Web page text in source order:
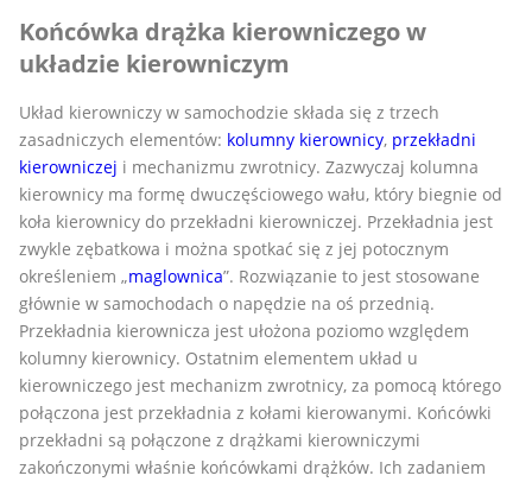
Końcówka drążka kierowniczego w
układzie kierowniczym
Układ kierowniczy w samochodzie składa się z trzech
zasadniczych elementów: kolumny kierownicy, przekładni
kierowniczej i mechanizmu zwrotnicy. Zazwyczaj kolumna
kierownicy ma formę dwuczęściowego wału, który biegnie od
koła kierownicy do przekładni kierowniczej. Przekładnia jest
zwykle zębatkowa i można spotkać się z jej potocznym
określeniem „maglownica”. Rozwiązanie to jest stosowane
głównie w samochodach o napędzie na oś przednią.
Przekładnia kierownicza jest ułożona poziomo względem
kolumny kierownicy. Ostatnim elementem układ u
kierowniczego jest mechanizm zwrotnicy, za pomocą którego
połączona jest przekładnia z kołami kierowanymi. Końcówki
przekładni są połączone z drążkami kierowniczymi
zakończonymi właśnie końcówkami drążków. Ich zadaniem